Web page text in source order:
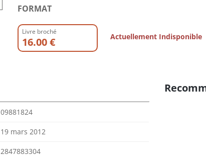
FORMAT
Livre broché
16.00 € Actuellement Indisponible
09881824
19 mars 2012
2847883304